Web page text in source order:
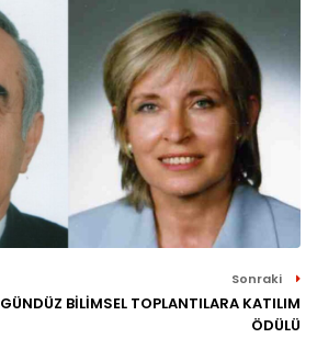
Sonraki
BİLİMSEL TOPLANTILARA KATILIM
ÖDÜLÜ